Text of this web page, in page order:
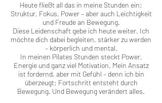
Heute fließt all das in meine Stunden ein:
Struktur, Fokus, Power – aber auch Leichtigkeit
und Freude an Bewegung.
Diese Leidenschaft gebe ich heute weiter. Ich
möchte dich dabei begleiten, stärker zu werden
– körperlich und mental.
In meinen Pilates Stunden steckt Power,
Energie und ganz viel Motivation. Mein Ansatz
ist fordernd, aber mit Gefühl – denn ich bin
überzeugt: Fortschritt entsteht durch
Bewegung. Und Bewegung verändert alles.